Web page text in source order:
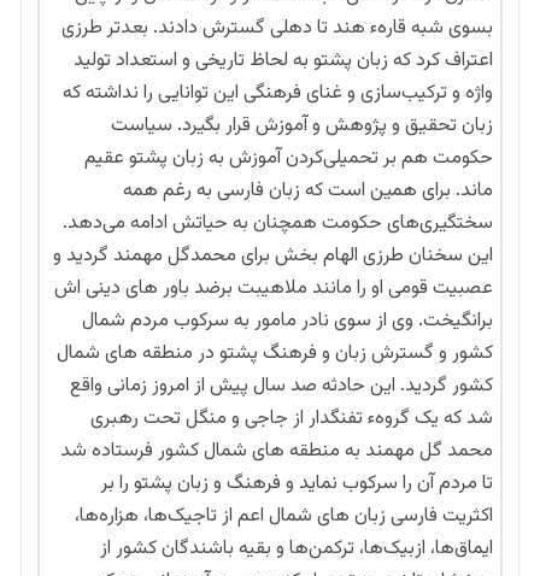
بسوی شبه قارهء هند تا دهلی گسترش دادند. بعدتر طرزی
اعتراف کرد که زبان پشتو به لحاظ تاریخی و استعداد تولید
واژه و ترکیب‌سازی و غنای فرهنگی این توانایی را نداشته که
زبان تحقیق و پژوهش و آموزش قرار بگیرد. سیاست
حکومت هم بر تحمیلی‌کردن آموزش به زبان پشتو عقیم
ماند. برای همین است که زبان فارسی به رغم همه
سختگیری‌های حکومت همچنان به حیاتش ادامه می‌دهد.
این سخنان طرزی الهام بخش برای محمدگل مهمند گردید و
عصبیت قومی او را مانند ملاهیبت برضد باور های دینی اش
برانگیخت. وی از سوی نادر مامور به سرکوب مردم شمال
کشور و گسترش زبان و فرهنگ پشتو در منطقه های شمال
کشور گردید. این حادثه صد سال پیش از امروز زمانی واقع
شد که یک گروهء تفنگدار از جاجی و منگل تحت رهبری
محمد گل مهمند به منطقه های شمال کشور فرستاده شد
تا مردم آن را سرکوب نماید و فرهنگ و زبان پشتو را بر
اکثریت فارسی زبان های شمال اعم از تاجیک‌ها، هزاره‌ها،
ایماق‌ها، ازبیک‌ها، ترکمن‌ها و بقیه باشندگان کشور از